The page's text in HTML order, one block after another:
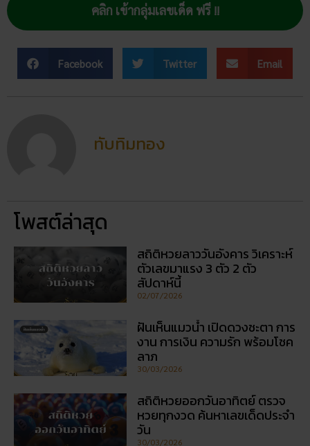
คลิก เข้ากลุ่มเลขเด็ด ฟรี !!
Facebook Twitter Email
ทับทิมทอง
โพสต์ล่าสุด
สถิติหวยลาววันอังคาร วิเคราะห์
ตัวเลขมาแรง 3 ตัว 2 ตัว
สัปดาห์นี้
02/07/2026
ฝันเห็นแมวน้ำ เปิดดวงชะตา การ
งาน การเงิน ความรัก พร้อมโชค
ลาภ
30/03/2026
สถิติหวยออกวันอาทิตย์ ตรวจ
หวยทุกงวด ค้นหาเลขเด็ดประจำ
วัน
30/03/2026